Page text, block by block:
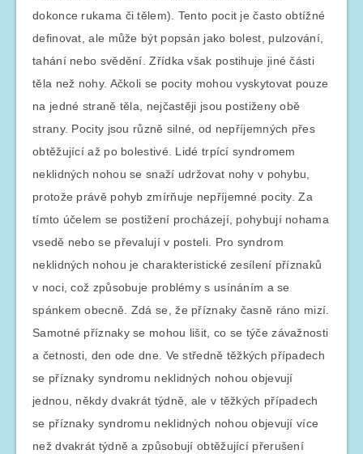
dokonce rukama či tělem). Tento pocit je často obtížné
definovat, ale může být popsán jako bolest, pulzování,
tahání nebo svědění. Zřídka však postihuje jiné části
těla než nohy. Ačkoli se pocity mohou vyskytovat pouze
na jedné straně těla, nejčastěji jsou postiženy obě
strany. Pocity jsou různě silné, od nepříjemných přes
obtěžující až po bolestivé. Lidé trpící syndromem
neklidných nohou se snaží udržovat nohy v pohybu,
protože právě pohyb zmírňuje nepříjemné pocity. Za
tímto účelem se postižení procházejí, pohybují nohama
vsedě nebo se převalují v posteli. Pro syndrom
neklidných nohou je charakteristické zesílení příznaků
v noci, což způsobuje problémy s usínáním a se
spánkem obecně. Zdá se, že příznaky časně ráno mizí.
Samotné příznaky se mohou lišit, co se týče závažnosti
a četnosti, den ode dne. Ve středně těžkých případech
se příznaky syndromu neklidných nohou objevují
jednou, někdy dvakrát týdně, ale v těžkých případech
se příznaky syndromu neklidných nohou objevují více
než dvakrát týdně a způsobují obtěžující přerušení